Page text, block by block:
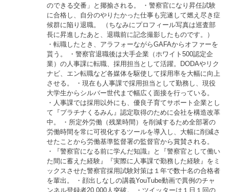
のできる交番」と揶揄される。 ・警察官になり昇任試験
に合格し、自分のやりたかった仕事も完遂して燃え尽き症
候群に陥り退職。 （ちなみにプロフィール写真は巡査部
長に昇進したあと、退職前に記念撮影したものです。）
・転職したとき、アラフォーながらGAFAからオファーを
貰う。 ・警察官退職後は大手企業（ホワイト500認定企
業）の人事課に転職、採用担当として活躍。DODAやリク
ナビ、エン転職など各媒体を駆使して採用率を大幅に向上
させる。 ・現在も人事課で採用担当として勤務し、現役
大学生からシルバー世代まで幅広く面接を行っている。
・人事課では採用以外にも、優良子育てサポート企業とし
て『プラチナくるみん』認定取得のために会社を構造改革
中。 ・所定外労働（残業時間）を削減するため全部署の
労働時間を常に可視化するツールを導入し、大幅に削減さ
せたことから労働基準監督署の監督官から賞賛される。
・『警察官になる前に学んだ知識』と『警察官として働い
た間に蓄えた経験』『実際に人事課で勤務した経験』をミ
ックスさせた警察官採用試験対策は１年で数十名の合格者
を輩出。 ・顔出しなしの講義YouTube動画で異例のチャ
ンネル登録者20,000人突破。 ・ツイッターは１日１回の